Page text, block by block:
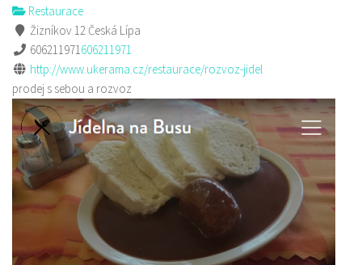
Restaurace
Žizníkov 12 Česká Lípa
606211971606211971
http://www.ukerama.cz/restaurace/rozvoz-jidel
prodej s sebou a rozvoz